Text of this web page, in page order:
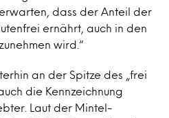
erwarten, dass der Anteil der
ernährt, auch in den
wird.“
an der Spitze des „frei
die Kennzeichnung
Laut der Mintel-